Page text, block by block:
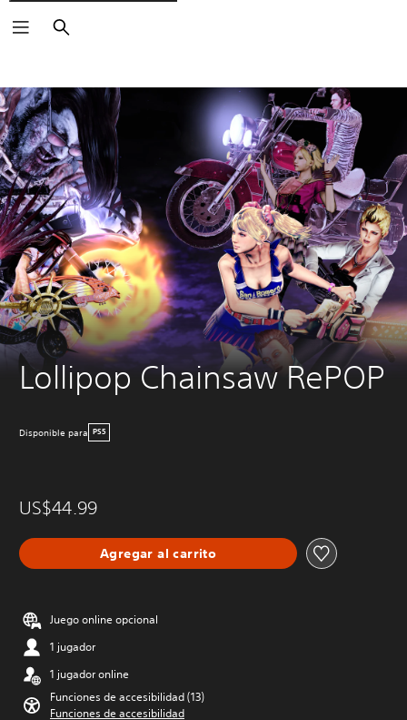
Buscar
Lollipop Chainsaw RePOP
Disponible para PS5
US$44.99
Agregar al carrito
Juego online opcional
1 jugador
1 jugador online
Funciones de accesibilidad (13)
Funciones de accesibilidad